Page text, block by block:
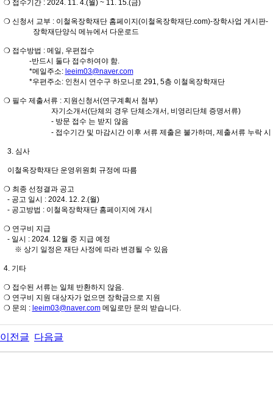
❍ 접수기간 : 2024. 11. 4.(월) ~ 11. 15.(금)
❍ 신청서 교부 : 이철옥장학재단 홈페이지(이철옥장학재단.com)-장학사업 게시판-
장학재단양식 메뉴에서 다운로드
❍ 접수방법 : 메일, 우편접수
-반드시 둘다 접수하여야 함.
*메일주소: leeim03@naver.com
*우편주소: 인천시 연수구 하모니로 291, 5층 이철옥장학재단
❍ 필수 제출서류 : 지원신청서(연구계획서 첨부)
자기소개서(단체의 경우 단체소개서, 비영리단체 증명서류)
- 방문 접수 는 받지 않음
- 접수기간 및 마감시간 이후 서류 제출은 불가하며, 제출서류 누락 시 서
3. 심사
이철옥장학재단 운영위원회 규정에 따름
❍ 최종 선정결과 공고
- 공고 일시 : 2024. 12. 2.(월)
- 공고방법 : 이철옥장학재단 홈페이지에 개시
❍ 연구비 지급
- 일시 : 2024. 12월 중 지급 예정
※ 상기 일정은 재단 사정에 따라 변경될 수 있음
4. 기타
❍ 접수된 서류는 일체 반환하지 않음.
❍ 연구비 지원 대상자가 없으면 장학금으로 지원
❍ 문의 : leeim03@naver.com메일로만 문의 받습니다.
이전글 다음글